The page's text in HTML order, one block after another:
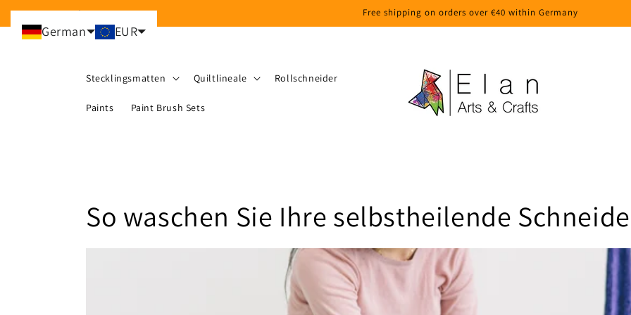
Inhalt
Free shipping on orders over €40 within Germany
Stecklingsmatten Quiltlineale Rollschneider
Paints Paint Brush Sets
So waschen Sie Ihre selbstheilende
German EUR